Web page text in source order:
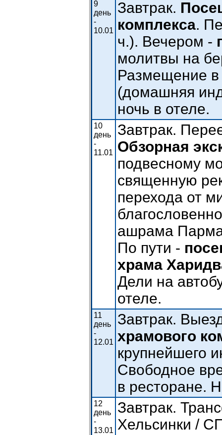
9
день
-
10.01
Завтрак.
комплекса.
ч.). Вечером -
молитвы на
Размещение
(домашняя
ночь в отеле.
10
день
-
11.01
Завтрак.
Обзорная
подвесному
священную
перехода от
ашрама
По пути -
храма
Дели на
отеле.
11
день
-
12.01
Завтрак.
храмового
крупнейшего
Свободное
в ресторане.
12
день
-
13.01
Завтрак.
Хельсинки /